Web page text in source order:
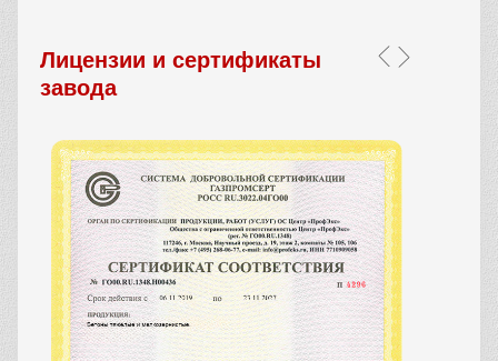
Лицензии и сертификаты
завода